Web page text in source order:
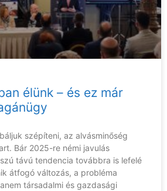
élünk – és ez már
szépíteni, az alvásminőség
Bár 2025-re némi javulás
távú tendencia továbbra is lefelé
átfogó változás, a probléma
társadalmi és gazdasági